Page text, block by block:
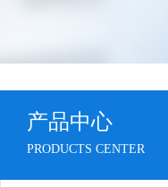
产品中心
PRODUCTS CENTER